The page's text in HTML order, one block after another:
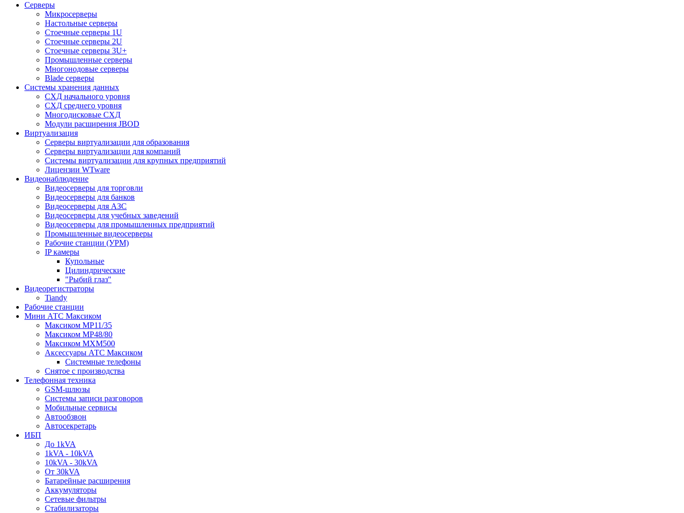
Серверы
Микросерверы
Настольные серверы
Стоечные серверы 1U
Стоечные серверы 2U
Стоечные серверы 3U+
Промышленные серверы
Многонодовые серверы
Blade серверы
Системы хранения данных
СХД начального уровня
СХД среднего уровня
Многодисковые СХД
Модули расширения JBOD
Виртуализация
Серверы виртуализации для образования
Серверы виртуализации для компаний
Системы виртуализации для крупных предприятий
Лицензии WTware
Видеонаблюдение
Видеосерверы для торговли
Видеосерверы для банков
Видеосерверы для АЗС
Видеосерверы для учебных заведений
Видеосерверы для промышленных предприятий
Промышленные видеосерверы
Рабочие станции (УРМ)
IP камеры
Купольные
Цилиндрические
"Рыбий глаз"
Видеорегистраторы
Tiandy
Рабочие станции
Мини АТС Максиком
Максиком MP11/35
Максиком MP48/80
Максиком MXM500
Аксессуары АТС Максиком
Системные телефоны
Снятое с производства
Телефонная техника
GSM-шлюзы
Системы записи разговоров
Мобильные сервисы
Автообзвон
Автосекретарь
ИБП
До 1kVA
1kVA - 10kVA
10kVA - 30kVA
От 30kVA
Батарейные расширения
Аккумуляторы
Сетевые фильтры
Стабилизаторы